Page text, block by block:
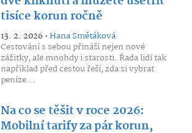
tisíce korun ročně
13. 2. 2026 •Hana Smětáková
Cestování s sebou přináší nejen nové
zážitky, ale mnohdy i starosti. Řada lidí tak
například před cestou řeší, zda si vybrat
peníze...
Na co se těšit v roce 2026:
Mobilní tarify za pár korun,